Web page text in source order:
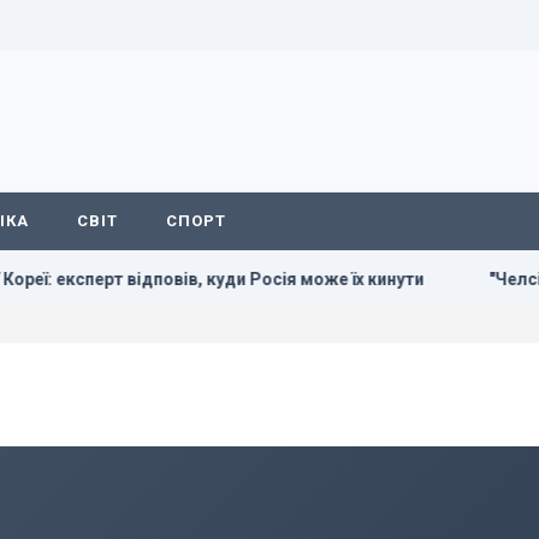
СВІТ СПОРТ
експерт відповів, куди Росія може їх кинути "Челсі"